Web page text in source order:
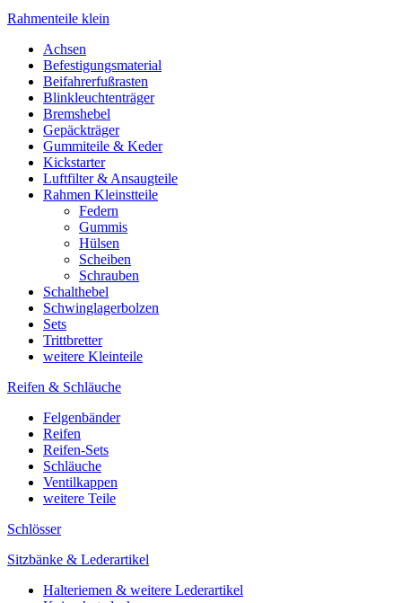
Rahmenteile klein
Achsen
Befestigungsmaterial
Beifahrerfußrasten
Blinkleuchtenträger
Bremshebel
Gepäckträger
Gummiteile & Keder
Kickstarter
Luftfilter & Ansaugteile
Rahmen Kleinstteile
Federn
Gummis
Hülsen
Scheiben
Schrauben
Schalthebel
Schwinglagerbolzen
Sets
Trittbretter
weitere Kleinteile
Reifen & Schläuche
Felgenbänder
Reifen
Reifen-Sets
Schläuche
Ventilkappen
weitere Teile
Schlösser
Sitzbänke & Lederartikel
Halteriemen & weitere Lederartikel